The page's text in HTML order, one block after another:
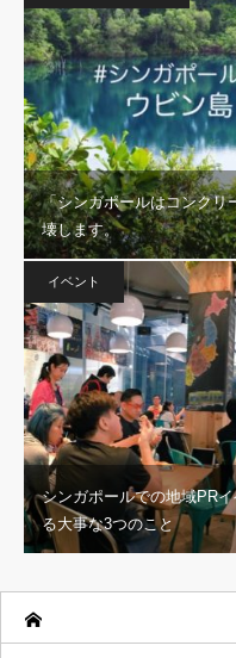
「シンガポールはコンクリ
壊します。
イベント
シンガポールでの地域PR
る大事な3つのこと